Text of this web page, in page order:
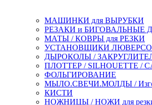
МАШИНКИ для ВЫРУБКИ
РЕЗАКИ и БИГОВАЛЬНЫЕ
МАТЫ / КОВРЫ для РЕЗКИ
УСТАНОВЩИКИ
ДЫРОКОЛЫ /
ПЛОТТЕР / SILHOUETTE /
ФОЛЬГИРОВАНИЕ
МЫЛО.СВЕЧИ.МОЛДЫ /
КИСТИ
НОЖНИЦЫ / НОЖИ для